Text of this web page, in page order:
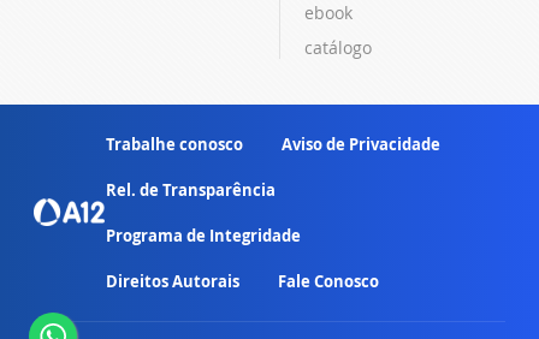
ebook
catálogo
Trabalhe conosco Aviso de Privacidade
Rel. de Transparência
Programa de Integridade
Direitos Autorais Fale Conosco